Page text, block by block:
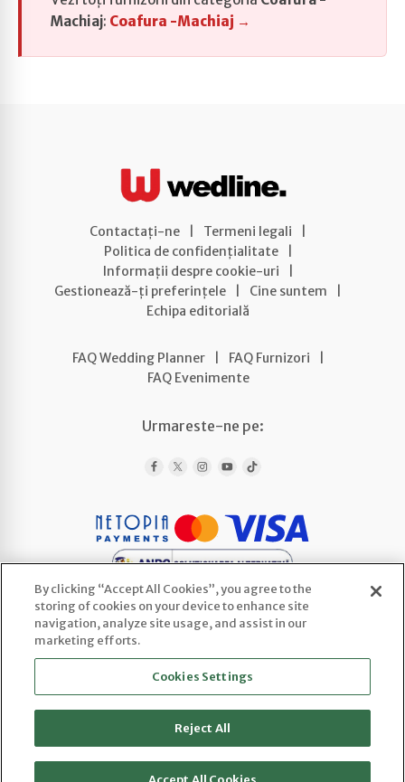
Machiaj: Coafura -Machiaj →
Contactați-ne Termeni legali
Politica de confidențialitate
Informații despre cookie-uri
Gestionează-ți preferințele
Cine suntem
Echipa editorială
FAQ Wedding Planner FAQ Furnizori
FAQ Evenimente
Urmareste-ne pe:
WEDLINE AGENCY SRL
CUI: 52443922 | Reg. Com.: J2025066800003
Sediu social: Str. Ploscaru 29 Cod 117716,
Enculesti, Jud. Argeș
By clicking “Accept All Cookies”, you agree to the
storing of cookies on your device to enhance site
navigation, analyze site usage, and assist in our
marketing efforts.
Cookies Settings
Reject All